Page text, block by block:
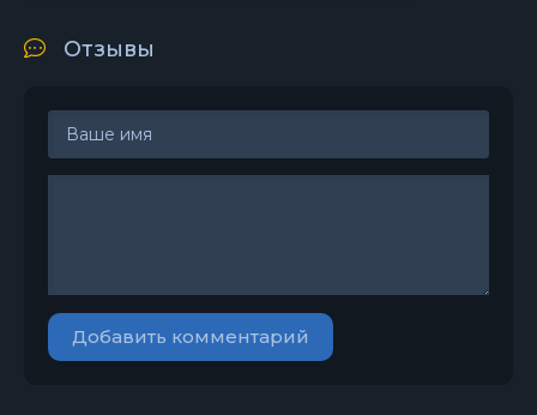
Отзывы
Добавить комментарий